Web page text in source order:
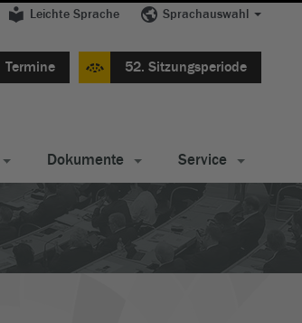
Leichte Sprache Sprachauswahl
Termine 52. Sitzungsperiode
Dokumente Service